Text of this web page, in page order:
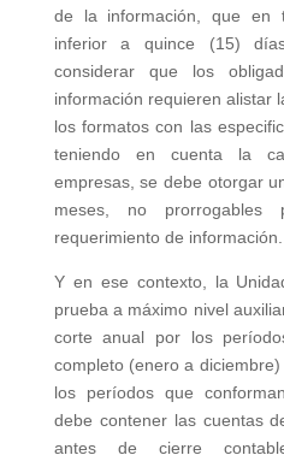
de la información, que en
inferior a quince (15)
considerar que los
información requieren alistar
los formatos con las
teniendo en cuenta la
empresas, se debe otorgar
meses, no
requerimiento de información.
Y en ese contexto, la
prueba a máximo nivel
corte anual por los
completo (enero a
los períodos que
debe contener las cuentas
antes de cierre